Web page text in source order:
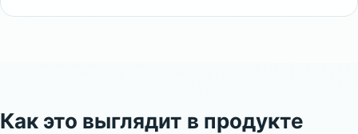
Как это выглядит в продукте